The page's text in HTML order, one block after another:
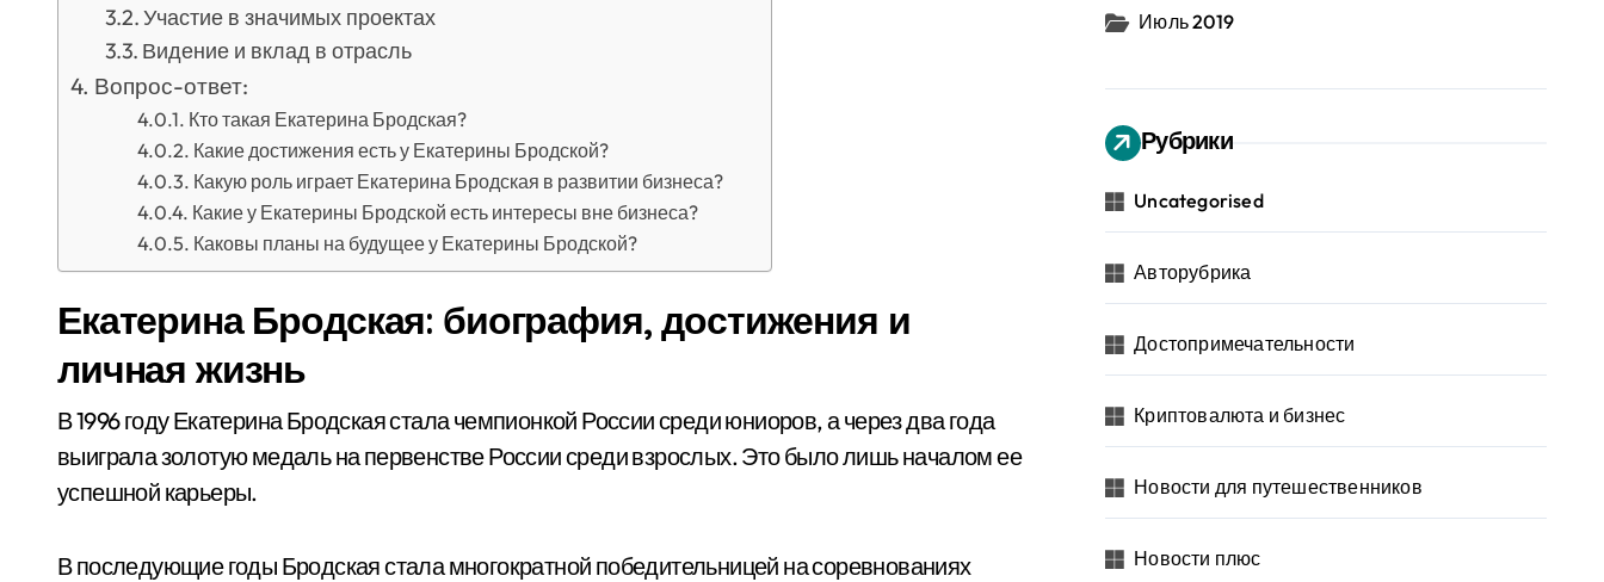
Участие в значимых проектах
Видение и вклад в отрасль
Вопрос-ответ:
Кто такая Екатерина Бродская?
Какие достижения есть у Екатерины Бродской?
Какую роль играет Екатерина Бродская в развитии бизнеса?
Какие у Екатерины Бродской есть интересы вне бизнеса?
Каковы планы на будущее у Екатерины Бродской?
Екатерина Бродская: биография, достижения и
личная жизнь
В 1996 году Екатерина Бродская стала чемпионкой России среди юниоров, а через два года
выиграла золотую медаль на первенстве России среди взрослых. Это было лишь началом ее
успешной карьеры.
В последующие годы Бродская стала многократной победительницей на соревнованиях
Июль 2019
Рубрики
Uncategorised
Авторубрика
Достопримечательности
Криптовалюта и бизнес
Новости для путешественников
Новости плюс